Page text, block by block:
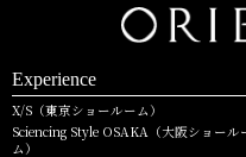
Experience
X/S（東京ショールーム）
Sciencing Style OSAKA（大阪ショール
ム）